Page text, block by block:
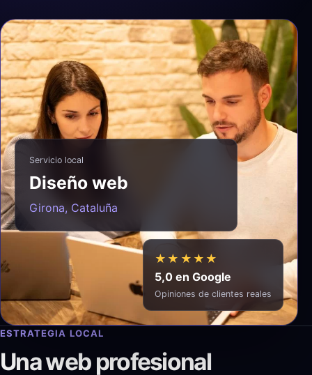
Servicio local
Diseño web
Girona, Cataluña
★★★★★
5,0 en Google
Opiniones de clientes reales
ESTRATEGIA LOCAL
Una web profesional